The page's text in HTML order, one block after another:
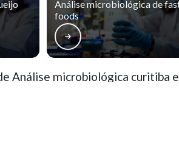
Análise microbiológica de
foods
Análise microbiológica curitiba